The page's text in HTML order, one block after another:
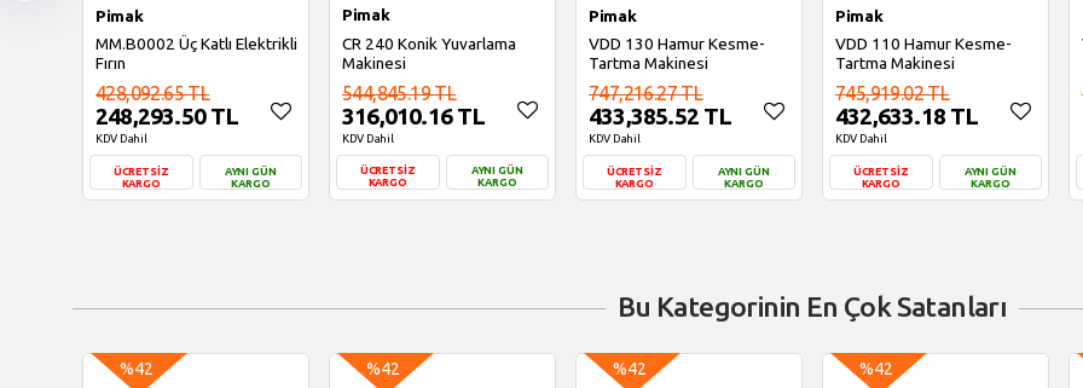
Pimak
MM.B0002 Üç Katlı Elektrikli
Fırın
428,092.65 TL
248,293.50 TL
KDV Dahil
ÜCRETSİZ
KARGO
AYNI GÜN
KARGO
Pimak
CR 240 Konik Yuvarlama
Makinesi
544,845.19 TL
316,010.16 TL
KDV Dahil
ÜCRETSİZ
KARGO
AYNI GÜN
KARGO
Pimak
VDD 130 Hamur Kesme-
Tartma Makinesi
747,216.27 TL
433,385.52 TL
KDV Dahil
ÜCRETSİZ
KARGO
AYNI GÜN
KARGO
Pimak
VDD 110 Hamur Kesme-
Tartma Makinesi
745,919.02 TL
432,633.18 TL
KDV Dahil
ÜCRETSİZ
KARGO
AYNI GÜN
KARGO
Bu Kategorinin En Çok Satanları
%42 %42 %42 %42